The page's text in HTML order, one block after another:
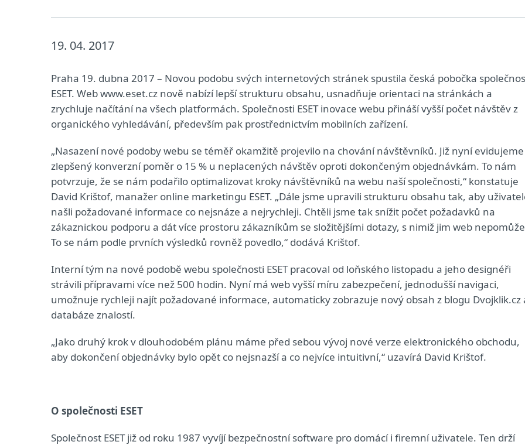
19. 04. 2017
Praha 19. dubna 2017 – Novou podobu svých internetových stránek spustila česká pobočka
ESET. Web www.eset.cz nově nabízí lepší strukturu obsahu, usnadňuje orientaci na stránkách a
zrychluje načítání na všech platformách. Společnosti ESET inovace webu přináší vyšší počet návštěv z
organického vyhledávání, především pak prostřednictvím mobilních zařízení.
„Nasazení nové podoby webu se téměř okamžitě projevilo na chování návštěvníků. Již nyní evidujeme
zlepšený konverzní poměr o 15 % u neplacených návštěv oproti dokončeným objednávkám. To nám
potvrzuje, že se nám podařilo optimalizovat kroky návštěvníků na webu naší společnosti,“ konstatuje
David Krištof, manažer online marketingu ESET. „Dále jsme upravili strukturu obsahu tak, aby
našli požadované informace co nejsnáze a nejrychleji. Chtěli jsme tak snížit počet požadavků na
zákaznickou podporu a dát více prostoru zákazníkům se složitějšími dotazy, s nimiž jim web
To se nám podle prvních výsledků rovněž povedlo,“ dodává Krištof.
Interní tým na nové podobě webu společnosti ESET pracoval od loňského listopadu a jeho designéři
strávili přípravami více než 500 hodin. Nyní má web vyšší míru zabezpečení, jednodušší navigaci,
umožnuje rychleji najít požadované informace, automaticky zobrazuje nový obsah z blogu Dvojklik.cz
databáze znalostí.
„Jako druhý krok v dlouhodobém plánu máme před sebou vývoj nové verze elektronického obchodu,
aby dokončení objednávky bylo opět co nejsnazší a co nejvíce intuitivní,“ uzavírá David Krištof.
O společnosti ESET
Společnost ESET již od roku 1987 vyvíjí bezpečnostní software pro domácí i firemní uživatele. Ten drží